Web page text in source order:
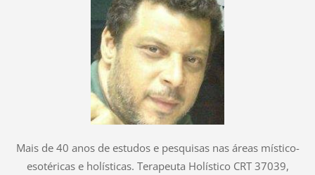
Mais de 40 anos de estudos e pesquisas nas áreas místico-
esotéricas e holísticas. Terapeuta Holístico CRT 37039,